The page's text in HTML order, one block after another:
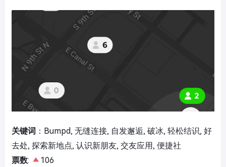
关键词 ：Bumpd, 无缝连接, 自发邂逅, 破冰, 轻松结识, 好
去处, 探索新地点, 认识新朋友, 交友应用, 便捷社
票数:
106